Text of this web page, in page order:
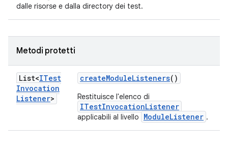
dalle risorse e dalla directory dei test.
Metodi protetti
List<ITest
Invocation
Listener>
createModuleListeners()
Restituisce l'elenco di
ITestInvocationListener
applicabili al livello ModuleListener .